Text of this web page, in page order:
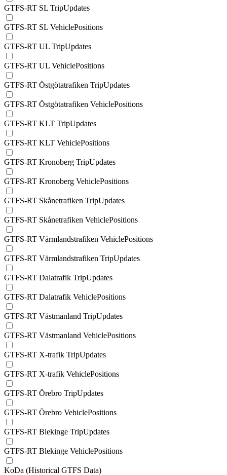
GTFS-RT SL TripUpdates
GTFS-RT SL VehiclePositions
GTFS-RT UL TripUpdates
GTFS-RT UL VehiclePositions
GTFS-RT Östgötatrafiken TripUpdates
GTFS-RT Östgötatrafiken VehiclePositions
GTFS-RT KLT TripUpdates
GTFS-RT KLT VehiclePositions
GTFS-RT Kronoberg TripUpdates
GTFS-RT Kronoberg VehiclePositions
GTFS-RT Skånetrafiken TripUpdates
GTFS-RT Skånetrafiken VehiclePositions
GTFS-RT Värmlandstrafiken VehiclePositions
GTFS-RT Värmlandstrafiken TripUpdates
GTFS-RT Dalatrafik TripUpdates
GTFS-RT Dalatrafik VehiclePositions
GTFS-RT Västmanland TripUpdates
GTFS-RT Västmanland VehiclePositions
GTFS-RT X-trafik TripUpdates
GTFS-RT X-trafik VehiclePositions
GTFS-RT Örebro TripUpdates
GTFS-RT Örebro VehiclePositions
GTFS-RT Blekinge TripUpdates
GTFS-RT Blekinge VehiclePositions
KoDa (Historical GTFS Data)